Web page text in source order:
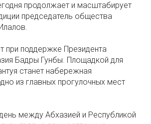
продолжает и масштабирует
председатель общества
при поддержке Президента
Бадры Гунбы. Площадкой для
станет набережная
из главных прогулочных мест
между Абхазией и Республикой